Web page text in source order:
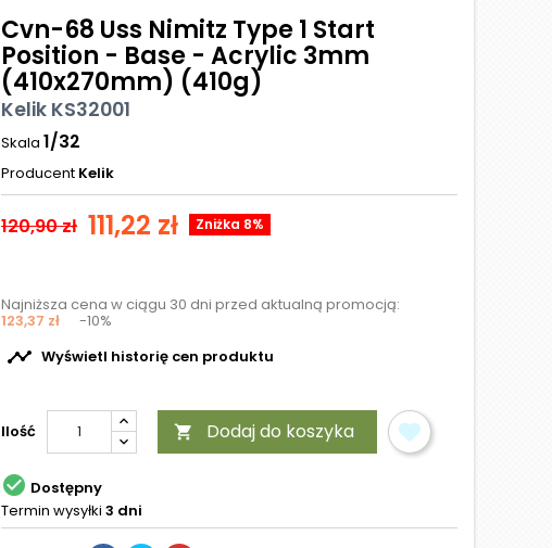
Cvn-68 Uss Nimitz Type 1 Start
Position - Base - Acrylic 3mm
(410x270mm) (410g)
Kelik KS32001
Skala 1/32
Producent Kelik
120,90 zł 111,22 zł Zniżka 8%
Najniższa cena w ciągu 30 dni przed aktualną promocją:
123,37 zł -10%
 Wyświetl historię cen produktu
Ilość  Dodaj do koszyka
 Dostępny
Termin wysyłki 3 dni